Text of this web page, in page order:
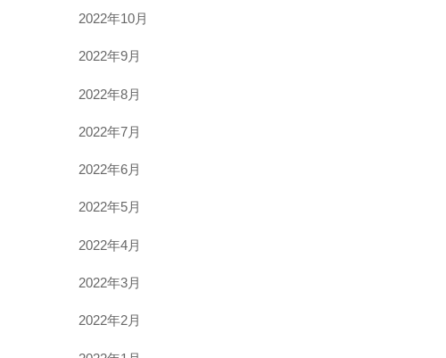
2022年10月
2022年9月
2022年8月
2022年7月
2022年6月
2022年5月
2022年4月
2022年3月
2022年2月